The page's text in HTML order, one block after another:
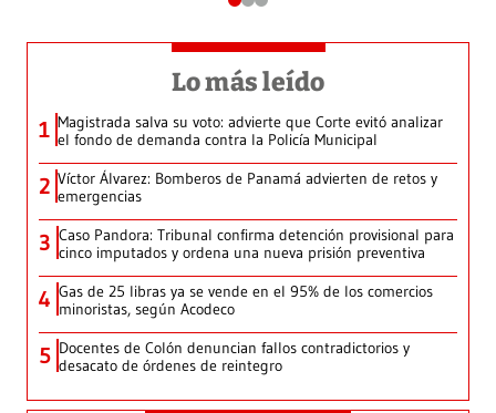
Lo más leído
1 Magistrada salva su voto: advierte que Corte evitó analizar
el fondo de demanda contra la Policía Municipal
2 Víctor Álvarez: Bomberos de Panamá advierten de retos y
emergencias
3 Caso Pandora: Tribunal confirma detención provisional para
cinco imputados y ordena una nueva prisión preventiva
4 Gas de 25 libras ya se vende en el 95% de los comercios
minoristas, según Acodeco
5 Docentes de Colón denuncian fallos contradictorios y
desacato de órdenes de reintegro